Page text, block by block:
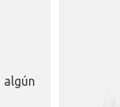
algún